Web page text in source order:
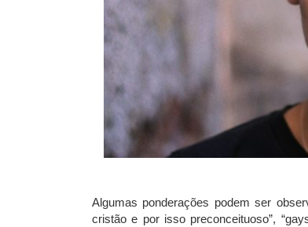
Algumas ponderações podem ser
cristão e por isso preconceituoso”,